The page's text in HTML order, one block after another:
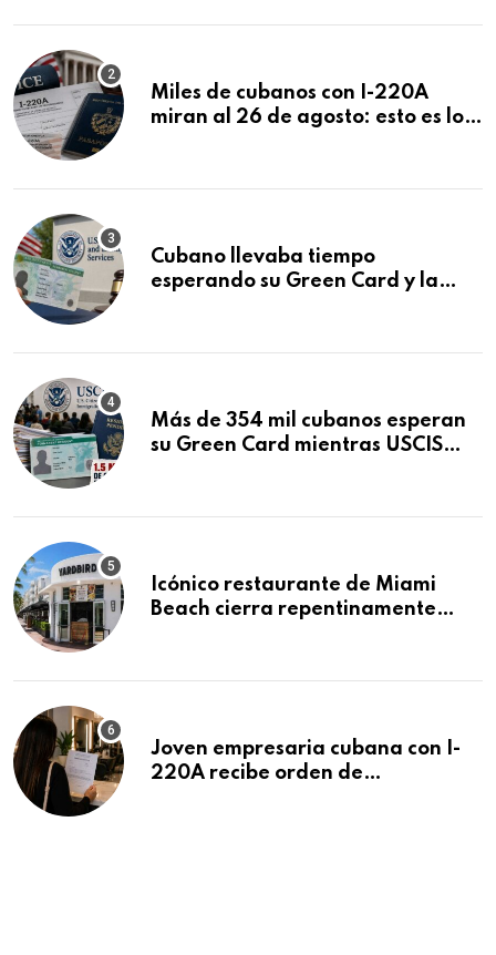
Miles de cubanos con I-220A
miran al 26 de agosto: esto es lo
Cubano llevaba tiempo
esperando su Green Card y la
Más de 354 mil cubanos esperan
su Green Card mientras USCIS
Icónico restaurante de Miami
Beach cierra repentinamente
Joven empresaria cubana con I-
220A recibe orden de